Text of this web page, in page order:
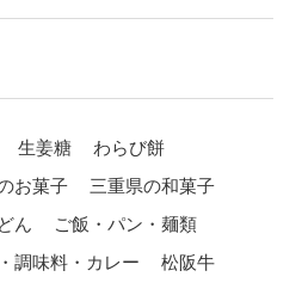
生姜糖
わらび餅
お菓子
三重県の和菓子
ん
ご飯・パン・麺類
調味料・カレー
松阪牛